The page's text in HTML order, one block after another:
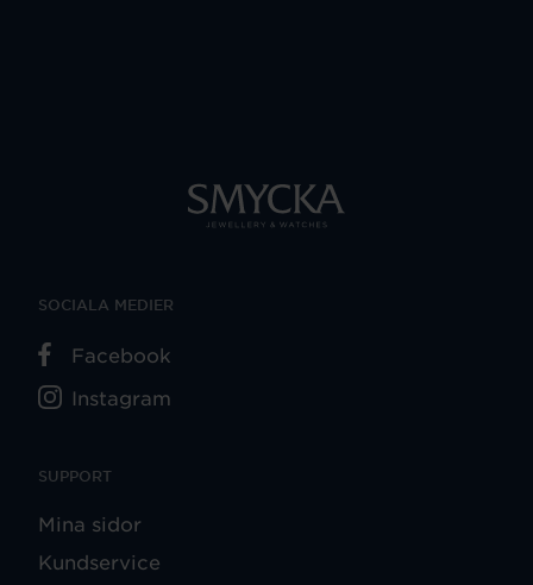
SUPPORT
Mina sidor
Kundservice
SOCIALA MEDIER
Facebook
Instagram